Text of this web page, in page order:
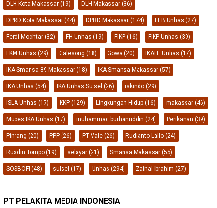
DLH Kota Makassar (19) DLH Makassar (36)
DPRD Kota Makassar (44) DPRD Makassar (174) FEB Unhas (27)
Ferdi Mochtar (32) FH Unhas (19) FIKP (16) FIKP Unhas (39)
FKM Unhas (29) Galesong (18) Gowa (20) IKAFE Unhas (17)
IKA Smansa 89 Makassar (18) IKA Smansa Makassar (57)
IKA Unhas (54) IKA Unhas Sulsel (26) iskindo (29)
ISLA Unhas (17) KKP (129) Lingkungan Hidup (16) makassar (46)
Mubes IKA Unhas (17) muhammad burhanuddin (24) Perikanan (39)
Pinrang (20) PPP (26) PT Vale (26) Rudianto Lallo (24)
Rusdin Tompo (19) selayar (21) Smansa Makassar (55)
SOSBOFI (48) sulsel (17) Unhas (294) Zainal Ibrahim (27)
PT PELAKITA MEDIA INDONESIA